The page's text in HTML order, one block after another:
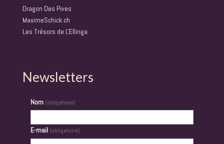
Dragon Des Pives
MaximeSchick.ch
Les Trésors de L'Ellinga
Newsletters
Nom (obligatoire)
E-mail (obligatoire)